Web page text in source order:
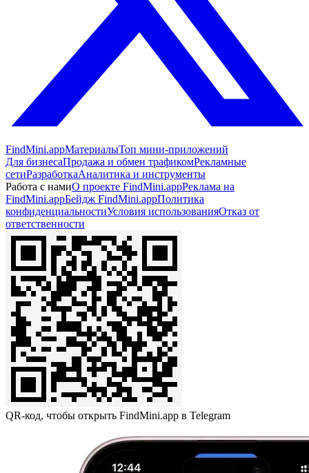
FindMini.appМатериалыТоп мини-приложений
Для бизнесаПродажа и обмен трафикомРекламные
сетиРазработкаАналитика и инструменты
Работа с намиО проекте FindMini.appРеклама на
FindMini.appБейдж FindMini.appПолитика
конфиденциальностиУсловия использованияОтказ от
ответственности
QR-код, чтобы открыть FindMini.app в Telegram